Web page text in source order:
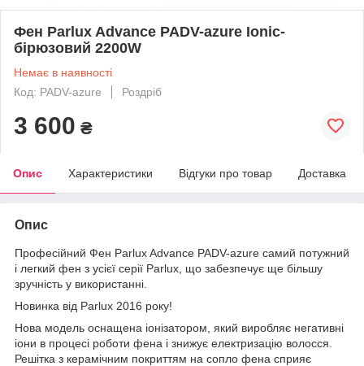
Фен Parlux Advance PADV-azure Ionic-
бірюзовий 2200W
Немає в наявності
Код: PADV-azure
Роздріб
3 600 ₴
Опис Характеристики Відгуки про товар Доставка
Опис
Професійний Фен Parlux Advance PADV-azure самий потужний
і легкий фен з усієї серії Parlux, що забезпечує ще більшу
зручність у використанні.
Новинка від Parlux 2016 року!
Нова модель оснащена іонізатором, який виробляє негативні
іони в процесі роботи фена і знижує електризацію волосся.
Решітка з керамічним покриттям на сопло фена сприяє